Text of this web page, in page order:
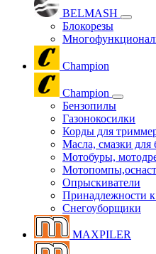
BELMASH
Блокорезы
Champion
Champion
Бензопилы
Газонокосилки
Корды для
Масла, смазки для
Мотобуры,
Опрыскиватели
Принадлежности к
Снегоуборщики
MAXPILER